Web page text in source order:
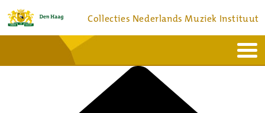
Collecties Nederlands Muziek Instituut
Bronnen en collecties